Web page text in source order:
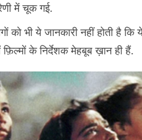
में चूक गई.
को भी ये जानकारी नहीं होती है
फ़िल्मों के निर्देशक मेहबूब ख़ान ही हैं.